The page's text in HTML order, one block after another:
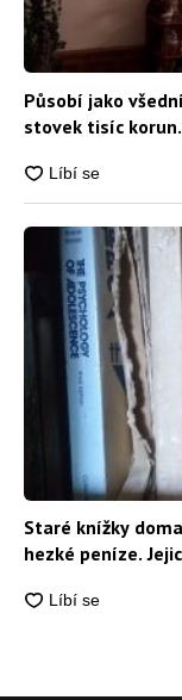
Působí jako
stovek tisíc
Staré knížky
hezké peníze.